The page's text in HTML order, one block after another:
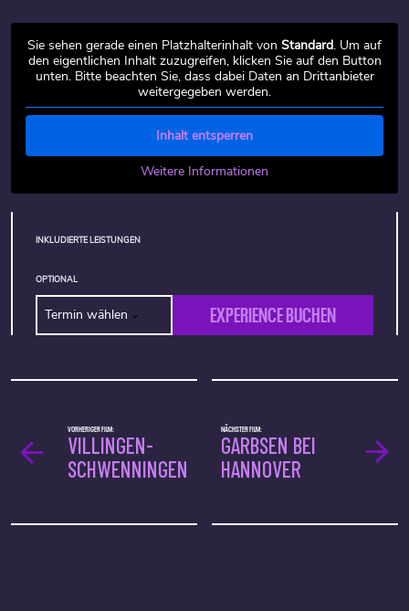
Sie sehen gerade einen Platzhalterinhalt von Standard. Um auf
den eigentlichen Inhalt zuzugreifen, klicken Sie auf den Button
unten. Bitte beachten Sie, dass dabei Daten an Drittanbieter
weitergegeben werden.
Inhalt entsperren
Weitere Informationen
INKLUDIERTE LEISTUNGEN
OPTIONAL
Termin wählen EXPERIENCE BUCHEN
NÄCHSTER FILM:
GARBSEN BEI
HANNOVER
VORHERIGER FILM:
VILLINGEN-
SCHWENNINGEN